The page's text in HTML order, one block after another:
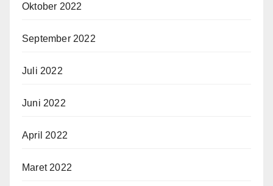
Oktober 2022
September 2022
Juli 2022
Juni 2022
April 2022
Maret 2022